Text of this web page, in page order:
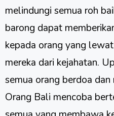
melindungi semua roh
barong dapat
kepada orang yang
mereka dari kejahatan.
semua orang berdoa
Orang Bali mencoba